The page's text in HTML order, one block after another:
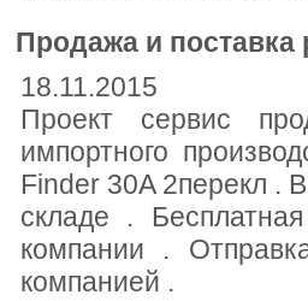
Продажа и поставка
18.11.2015
Проект сервис
импортного
Finder 30A 2перекл .
складе .
компании .
компанией .